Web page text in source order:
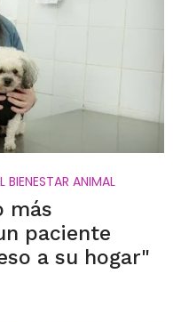
ANIMAL
más
paciente
a su hogar"